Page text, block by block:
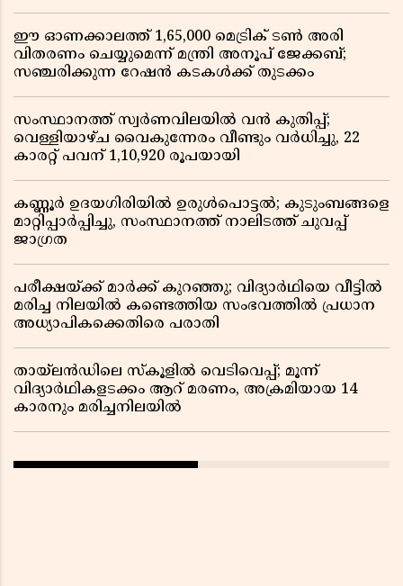
ഈ ഓണക്കാലത്ത് 1,65,000 മെട്രിക് ടൺ അരി
വിതരണം ചെയ്യുമെന്ന് മന്ത്രി അനൂപ് ജേക്കബ്;
സഞ്ചരിക്കുന്ന റേഷൻ കടകൾക്ക് തുടക്കം
സംസ്ഥാനത്ത് സ്വർണവിലയിൽ വൻ കുതിപ്പ്;
വെള്ളിയാഴ്ച വൈകുന്നേരം വീണ്ടും വർധിച്ചു, 22
കാരറ്റ് പവന് 1,10,920 രൂപയായി
കണ്ണൂർ ഉദയഗിരിയിൽ ഉരുൾപൊട്ടൽ; കുടുംബങ്ങളെ
മാറ്റിപ്പാർപ്പിച്ചു, സംസ്ഥാനത്ത് നാലിടത്ത് ചുവപ്പ്
ജാഗ്രത
പരീക്ഷയ്ക്ക് മാർക്ക് കുറഞ്ഞു; വിദ്യാർഥിയെ വീട്ടിൽ
മരിച്ച നിലയിൽ കണ്ടെത്തിയ സംഭവത്തിൽ പ്രധാന
അധ്യാപികക്കെതിരെ പരാതി
തായ്‌ലൻഡിലെ സ്‌കൂളിൽ വെടിവെപ്പ്; മൂന്ന്
വിദ്യാർഥികളടക്കം ആറ് മരണം, അക്രമിയായ 14
കാരനും മരിച്ചനിലയിൽ